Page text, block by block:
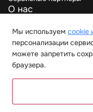
О нас
Вакансии
Контакты
© 2026 “Мелиус
Политика обработки
Мы используем cookie
персонализации
можете запретить
браузера.